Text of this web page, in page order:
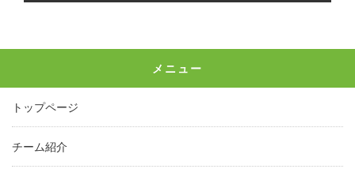
メニュー
トップページ
チーム紹介